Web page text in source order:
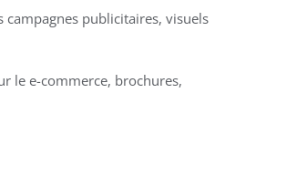
publicitaires, visuels
le e-commerce, brochures,